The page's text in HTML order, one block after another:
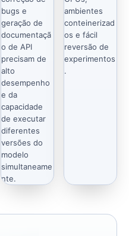
bugs e
geração de
documentaçã
o de API
precisam de
alto
desempenho
e da
capacidade
de executar
diferentes
versões do
modelo
simultaneame
nte.
ambientes
conteinerizad
os e fácil
reversão de
experimentos
.